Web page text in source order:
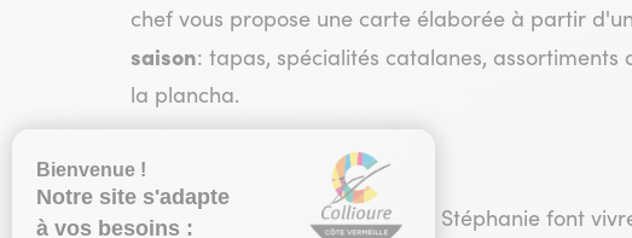
chef vous propose une carte élaborée à partir
saison: tapas, spécialités catalanes, assortiments
la plancha.
Depuis plus de 13 ans, Serge et Stéphanie font